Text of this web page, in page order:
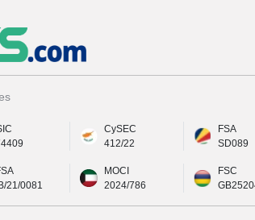
CySEC
412/22
FSA
SD089
21/0081
MOCI
2024/786
FSC